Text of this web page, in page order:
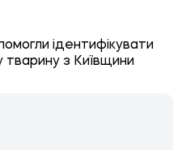
ідентифікувати
тварину з Київщини